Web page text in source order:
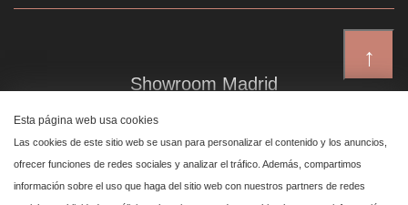
↑
Showroom Madrid
Plaza de Canalejas 6, 4 izq
Centro, 28014 Madrid
Esta página web usa cookies
Las cookies de este sitio web se usan para personalizar el contenido y los anuncios,
ofrecer funciones de redes sociales y analizar el tráfico. Además, compartimos
información sobre el uso que haga del sitio web con nuestros partners de redes